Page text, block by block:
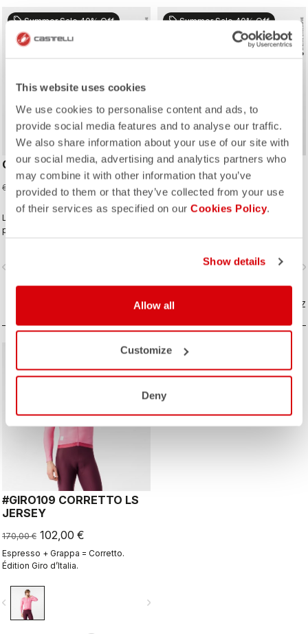
This website uses cookies
We use cookies to personalise content and ads, to
provide social media features and to analyse our traffic.
We also share information about your use of our site with
our social media, advertising and analytics partners who
may combine it with other information that you’ve
provided to them or that they’ve collected from your use
of their services as specified on our Cookies Policy.
Show details
Allow all
Customize
Deny
sellSummer Sale 40% Off
CORRETTO LS TEE
60,00 € 36,00 €
Le type de T-shirt que vous
porterez tous les jours, pour
à terre.
COMPAREZ
sellSummer Sale 40% Off
CORRETTO HOODY
100,00 € 60,00 €
L’esprit lifestyle rencontre celui du
COMPAREZ
#GIRO109 CORRETTO LS
JERSEY
170,00 € 102,00 €
Espresso + Grappa = Corretto.
Édition Giro d’Italia.
navigate_next